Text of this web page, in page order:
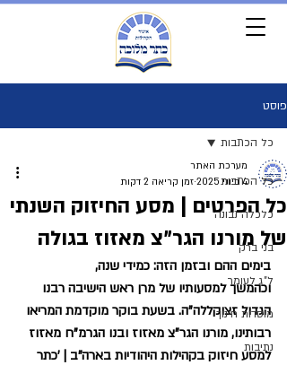
פוסט
כל הכתבות
כלכלה נבונה
בני ברק
ל"ג לעומר
מוסדות חינוך
נתיבות
כל הכתבות
כל הפרטים | מסע החיזוק השנתי
של מורנו הגר"צ מאזוז בגולה
מערכת האתר
4 ביוני 2025
זמן קריאה 2 דקות
בימים ההם ובזמן הזה: כמידי שנה,
וכהמשך למסעותיו של מרן ראש הישיבה רבנו
הגדול זצוקללה"ה. בשעת בוקר מוקדמת המריאו
רבותינו, מורנו הגר"צ מאזוז ובנו הגרמ"ח מאזוז
למסע חיזוק בקהילות היהודיות בארה"ב | 'כתר